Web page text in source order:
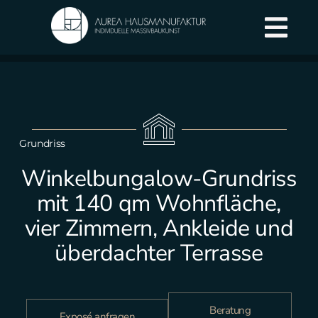
Grundriss
Winkelbungalow-Grundriss
mit 140 qm Wohnfläche,
vier Zimmern, Ankleide und
überdachter Terrasse
Beratung